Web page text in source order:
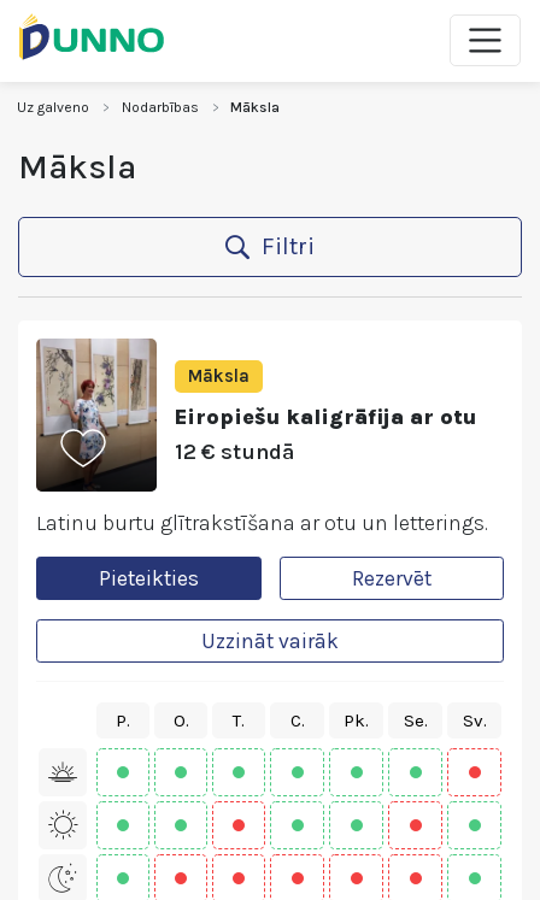
Uz galveno Nodarbības Māksla
Māksla
Filtri
Māksla
Eiropiešu kaligrāfija ar otu
12 € stundā
Latinu burtu glītrakstīšana ar otu un letterings.
Pieteikties Rezervēt
Uzzināt vairāk
P. O. T. C. Pk. Se. Sv.